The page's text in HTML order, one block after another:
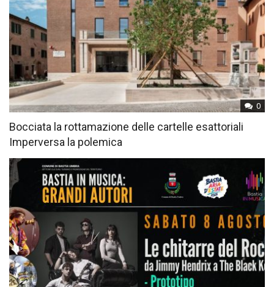
0
Bocciata la rottamazione delle cartelle esattoriali
Imperversa la polemica